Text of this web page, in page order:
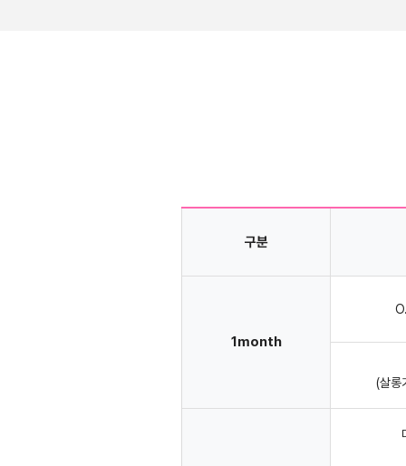
구분
1month
(살롱